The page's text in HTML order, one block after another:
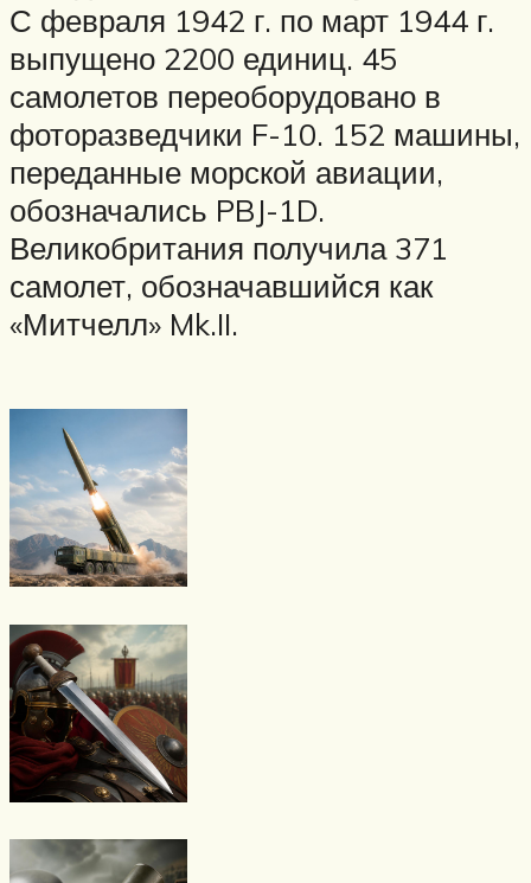
С февраля 1942 г. по март 1944 г.
выпущено 2200 единиц. 45
самолетов переоборудовано в
фоторазведчики F-10. 152 машины,
переданные морской авиации,
обозначались PBJ-1D.
Великобритания получила 371
самолет, обозначавшийся как
«Митчелл» Mk.II.